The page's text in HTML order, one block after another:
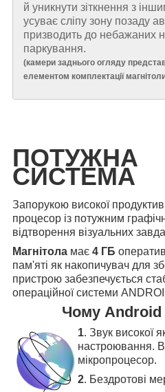
й уникнути зіткнення з
усуває сліпу зону позаду
призводить до небажаних
паркування.
(камери заднього огляду
елементом комплектації
ПОТУЖНА
СИСТЕМА
Запорукою високої
процесор із потужним
відтворення візуальних
Магнітола має 4 ГБ
пам'яті як накопичувач для
пристрою забезпечується
операційної системи
Чому Android
1. Звук високої
настроювання.
мікропроцесор.
2. Бездротові